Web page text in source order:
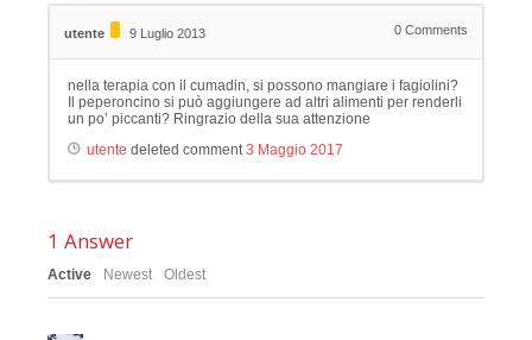
utente 9 Luglio 2013 0 Comments
nella terapia con il cumadin, si possono mangiare i fagiolini?
Il peperoncino si può aggiungere ad altri alimenti per renderli
un po’ piccanti? Ringrazio della sua attenzione
utente deleted comment3 Maggio 2017
1 Answer
Active Newest Oldest